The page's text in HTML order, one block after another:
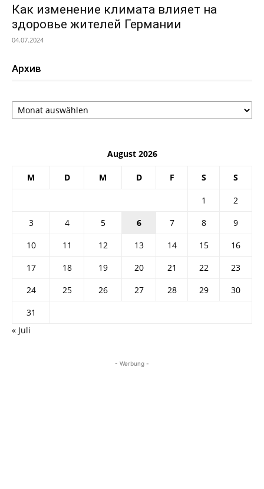
Как изменение климата влияет на
здоровье жителей Германии
04.07.2024
Архив
Архив
August 2026
M D M D F S S
1
2
3
4 5 6 7 8
9
10
11 12 13 14 15
16
17
18 19 20 21 22
23
24
25 26 27 28 29
30
31
« Juli
- Werbung -